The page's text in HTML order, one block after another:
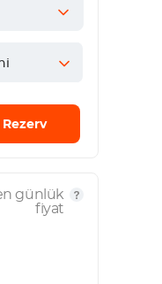
Rezerv
günlük
fiyat